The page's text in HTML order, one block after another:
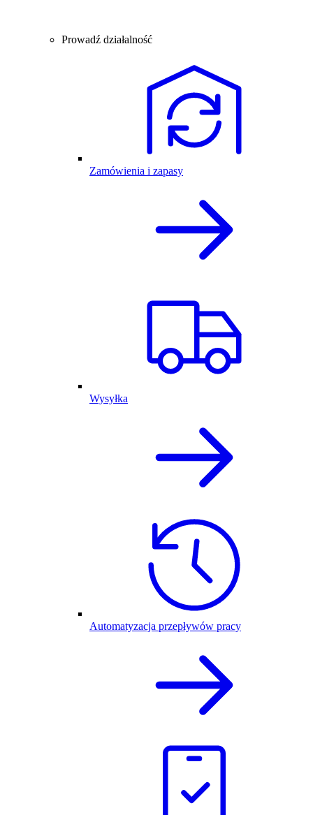
Prowadź działalność
Zamówienia i zapasy
Wysyłka
Automatyzacja przepływów pracy